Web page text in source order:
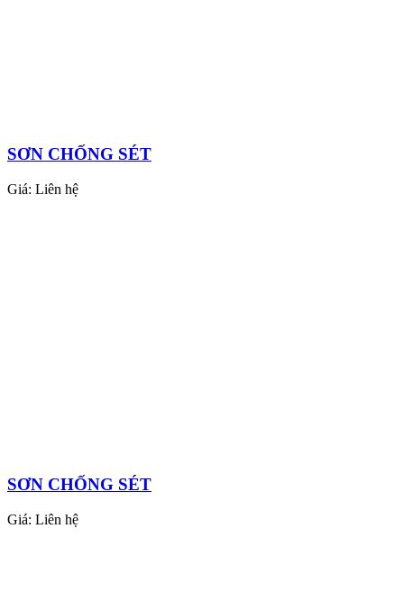
SƠN CHỐNG SÉT
Giá: Liên hệ
SƠN CHỐNG SÉT
Giá: Liên hệ